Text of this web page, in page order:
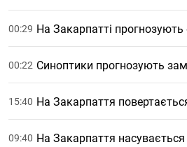
00:29 На Закарпатті
00:22 Синоптики прогнозують
15:40 На Закарпаття
09:40 На Закарпаття